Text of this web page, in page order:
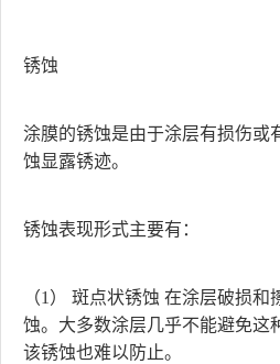
锈蚀
涂膜的锈蚀是由于涂层有损伤或
蚀显露锈迹。
锈蚀表现形式主要有：
（1） 斑点状锈蚀 在涂层破损
蚀。大多数涂层几乎不能避免这
该锈蚀也难以防止。